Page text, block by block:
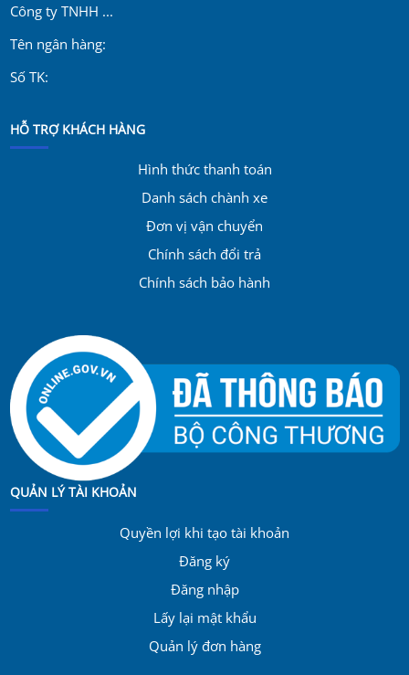
Công ty TNHH ...
Tên ngân hàng:
Số TK:
HỖ TRỢ KHÁCH HÀNG
Hình thức thanh toán
Danh sách chành xe
Đơn vị vận chuyển
Chính sách đổi trả
Chính sách bảo hành
QUẢN LÝ TÀI KHOẢN
Quyền lợi khi tạo tài khoản
Đăng ký
Đăng nhập
Lấy lại mật khẩu
Quản lý đơn hàng